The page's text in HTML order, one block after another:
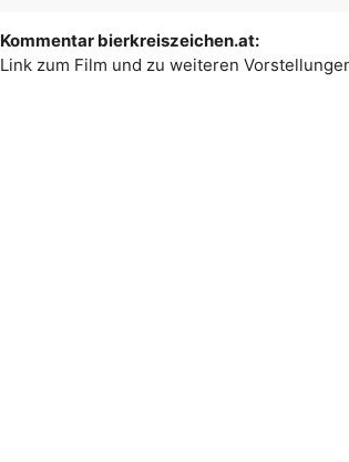
Kommentar bierkreiszeichen.at:
Link zum Film und zu weiteren